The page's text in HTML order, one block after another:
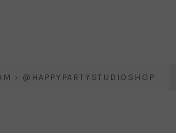
› @HAPPYPARTYSTUDIOSHOP